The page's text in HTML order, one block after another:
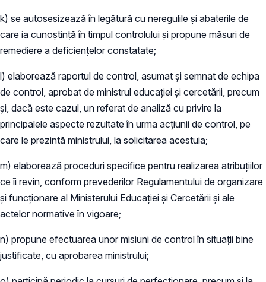
k) se autosesizează în legătură cu neregulile și abaterile de
care ia cunoștință în timpul controlului și propune măsuri de
remediere a deficiențelor constatate;
l) elaborează raportul de control, asumat și semnat de echipa
de control, aprobat de ministrul educației și cercetării, precum
și, dacă este cazul, un referat de analiză cu privire la
principalele aspecte rezultate în urma acțiunii de control, pe
care le prezintă ministrului, la solicitarea acestuia;
m) elaborează proceduri specifice pentru realizarea atribuțiilor
ce îi revin, conform prevederilor Regulamentului de organizare
și funcționare al Ministerului Educației și Cercetării și ale
actelor normative în vigoare;
n) propune efectuarea unor misiuni de control în situații bine
justificate, cu aprobarea ministrului;